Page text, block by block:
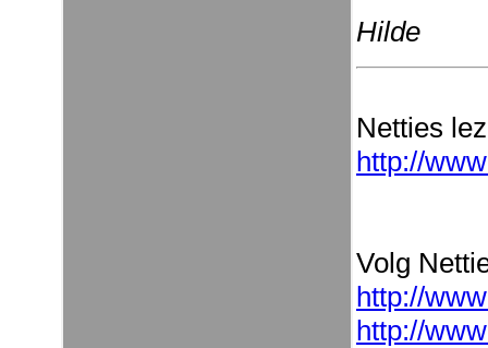
Hilde
Netties
http://
Volg
http://
http://